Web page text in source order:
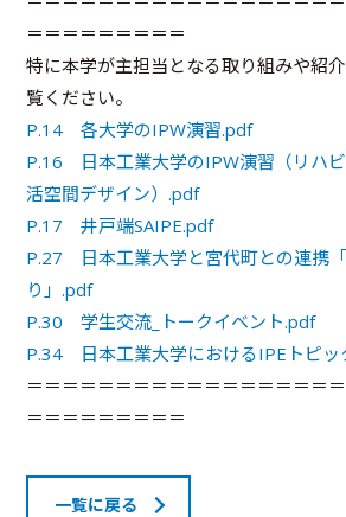
＝＝＝＝＝＝＝＝＝
特に本学が主担当となる取り組みや紹
覧ください。
P.14 各大学のIPW演習.pdf
P.16 日本工業大学のIPW演習（リハ
活空間デザイン）.pdf
P.17 井戸端SAIPE.pdf
P.27 日本工業大学と宮代町との連携
り」.pdf
P.30 学生交流_トークイベント.pdf
P.34 日本工業大学におけるIPEトピッ
＝＝＝＝＝＝＝＝＝＝＝＝＝＝＝＝＝
＝＝＝＝＝＝＝＝＝
一覧に戻る